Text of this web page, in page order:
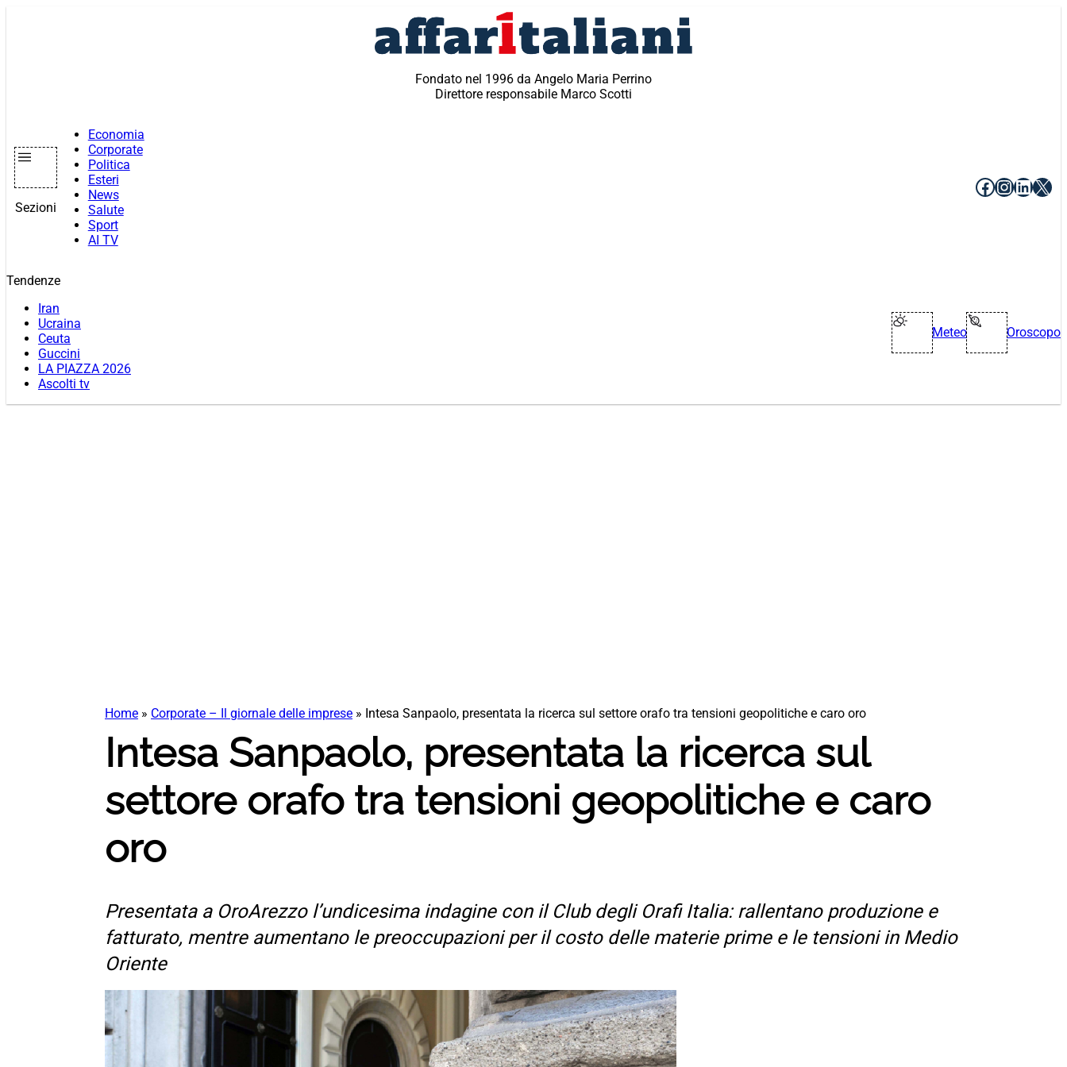
Fondato nel 1996 da Angelo Maria Perrino
Direttore responsabile Marco Scotti
Sezioni
Economia
Corporate
Politica
Esteri
News
Salute
Sport
AI TV
Facebook
X
Tendenze
Iran
Ucraina
Ceuta
Guccini
LA PIAZZA 2026
Ascolti tv
Meteo Oroscopo
Home » Corporate – Il giornale delle imprese » Intesa Sanpaolo, presentata la ricerca sul settore orafo tra tensioni geopolitiche e caro oro
Intesa Sanpaolo, presentata la ricerca sul
settore orafo tra tensioni geopolitiche e caro
oro
Presentata a OroArezzo l’undicesima indagine con il Club degli Orafi Italia: rallentano produzione e
fatturato, mentre aumentano le preoccupazioni per il costo delle materie prime e le tensioni in Medio
Oriente